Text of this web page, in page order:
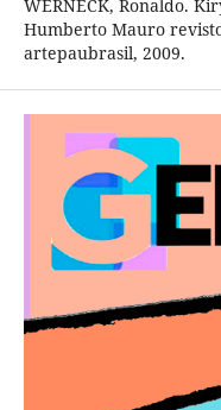
WERNECK, Ronaldo.
Humberto Mauro
artepaubrasil, 2009.